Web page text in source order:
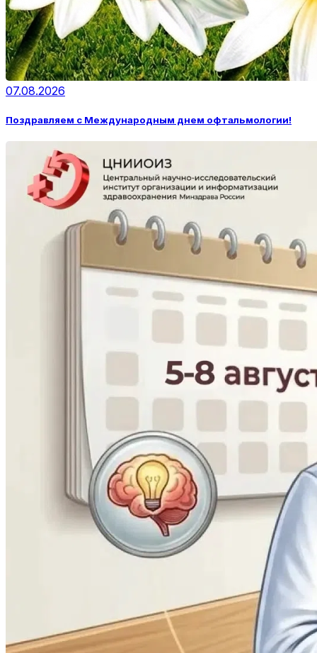
07.08.2026
Поздравляем с Международным днем офтальмологии!